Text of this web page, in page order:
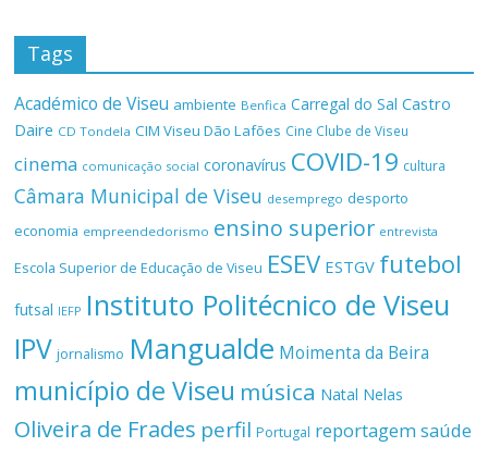
Tags
Académico de Viseu ambiente Benfica Carregal do Sal Castro
Daire CD Tondela CIM Viseu Dão Lafões Cine Clube de Viseu
cinema comunicação social coronavírus COVID-19 cultura
Câmara Municipal de Viseu desemprego desporto
economia empreendedorismo ensino superior entrevista
Escola Superior de Educação de Viseu ESEV ESTGV futebol
futsal IEFP Instituto Politécnico de Viseu
IPV jornalismo Mangualde Moimenta da Beira
município de Viseu música Natal Nelas
Oliveira de Frades perfil Portugal reportagemsaúde